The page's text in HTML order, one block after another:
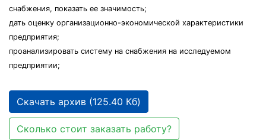
снабжения, показать ее значимость;
дать оценку организационно-экономической характеристики
предприятия;
проанализировать систему на снабжения на исследуемом
предприятии;
Скачать архив (125.40 Кб)
Сколько стоит заказать работу?